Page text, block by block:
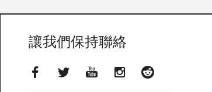
讓我們保持聯絡